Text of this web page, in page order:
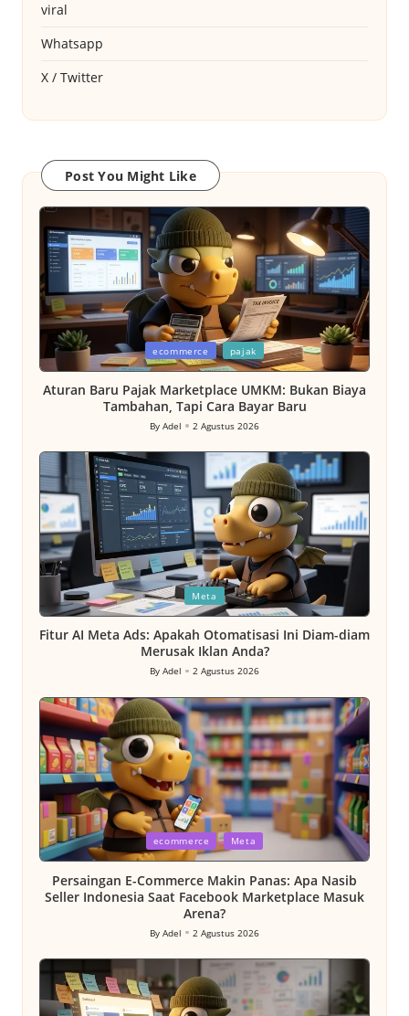
viral
Whatsapp
X / Twitter
Post You Might Like
Posted
in
ecommerce pajak
Aturan Baru Pajak Marketplace UMKM: Bukan Biaya
Tambahan, Tapi Cara Bayar Baru
Posted
by
By Adel 2 Agustus 2026
Posted
in
Meta
Fitur AI Meta Ads: Apakah Otomatisasi Ini Diam-diam
Merusak Iklan Anda?
Posted
by
By Adel 2 Agustus 2026
Posted
in
ecommerce Meta
Persaingan E-Commerce Makin Panas: Apa Nasib
Seller Indonesia Saat Facebook Marketplace Masuk
Arena?
Posted
by
By Adel 2 Agustus 2026